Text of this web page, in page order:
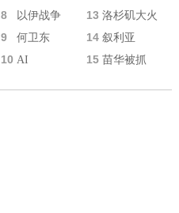
8 以伊战争 13 洛杉矶大火
9 何卫东 14 叙利亚
10 AI 15 苗华被抓